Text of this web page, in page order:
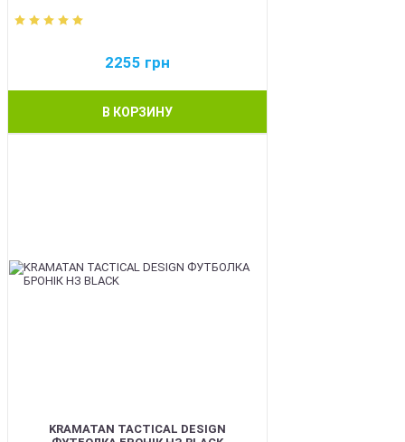
2255 грн
В КОРЗИНУ
KRAMATAN TACTICAL DESIGN